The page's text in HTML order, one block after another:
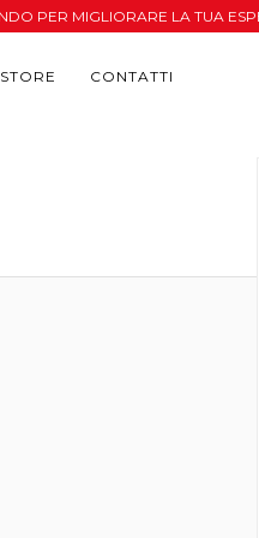
PER MIGLIORARE LA TUA
CONTATTI